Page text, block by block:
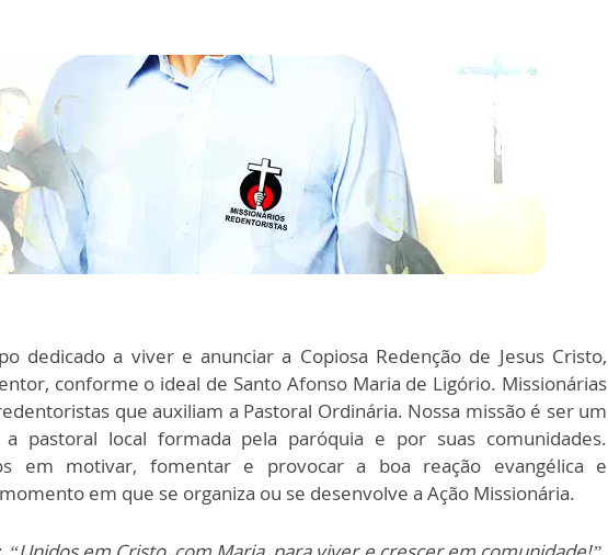
dedicado a viver e anunciar a Copiosa Redenção de Jesus Cristo,
conforme o ideal de Santo Afonso Maria de Ligório. Missionárias
que auxiliam a Pastoral Ordinária. Nossa missão é ser um
a pastoral local formada pela paróquia e por suas comunidades.
em motivar, fomentar e provocar a boa reação evangélica e
em que se organiza ou se desenvolve a Ação Missionária.